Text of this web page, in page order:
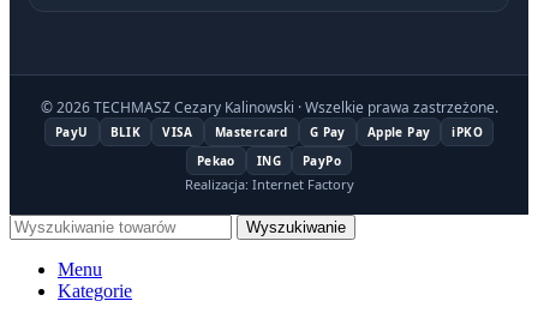
© 2026 TECHMASZ Cezary Kalinowski · Wszelkie prawa zastrzeżone.
PayU BLIK VISA Mastercard G Pay Apple Pay
iPKO
Pekao
ING PayPo
Realizacja: Internet Factory
Wyszukiwanie
Menu
Kategorie